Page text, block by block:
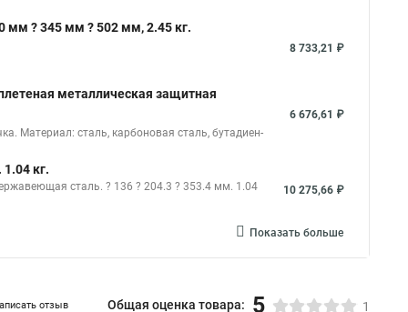
мм ? 345 мм ? 502 мм, 2.45 кг.
8 733,21 ₽
металлическая защитная
Материал: сталь, карбоновая сталь, бутадиен-
6 676,61 ₽
кг.
сталь. ? 136 ? 204.3 ? 353.4 мм. 1.04
10 275,66 ₽
Показать больше
отзыв Общая оценка товара: 5 1